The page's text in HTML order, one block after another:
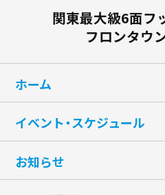
関東最大級6面フ
フロンタウ
ホーム
イベント・スケジュール
お知らせ